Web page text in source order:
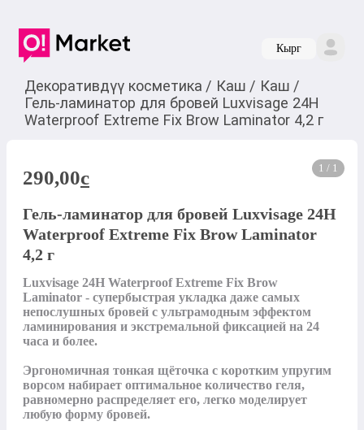
Кырг
Декоративдүү косметика / Каш / Каш /
Гель-ламинатор для бровей Luxvisage 24H
Waterproof Extreme Fix Brow Laminator 4,2 г
1 / 1
290,00c
Гель-ламинатор для бровей Luxvisage 24H
Waterproof Extreme Fix Brow Laminator
4,2 г
Luxvisage 24H Waterproof Extreme Fix Brow
Laminator - супербыстрая укладка даже самых
непослушных бровей с ультрамодным эффектом
ламинирования и экстремальной фиксацией на 24
часа и более.
Эргономичная тонкая щёточка с коротким упругим
ворсом набирает оптимальное количество геля,
равномерно распределяет его, легко моделирует
любую форму бровей.